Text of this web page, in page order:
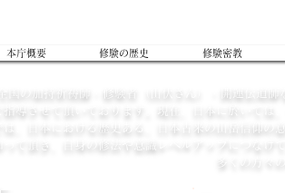
本庁概要 修験の歴史 修験密教
国の加持祈祷師・修験者（山伏さん）・開運伝道
指導させて頂いております。現在、日本に於いて
は、日本における歴史ある、日本古来の山岳信仰
って頂き、自身の修法や意識レベルアップにつなげ
多くの方々